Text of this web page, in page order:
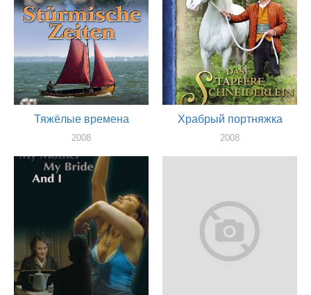
Тяжёлые времена
2008
Храбрый портняжка
2008